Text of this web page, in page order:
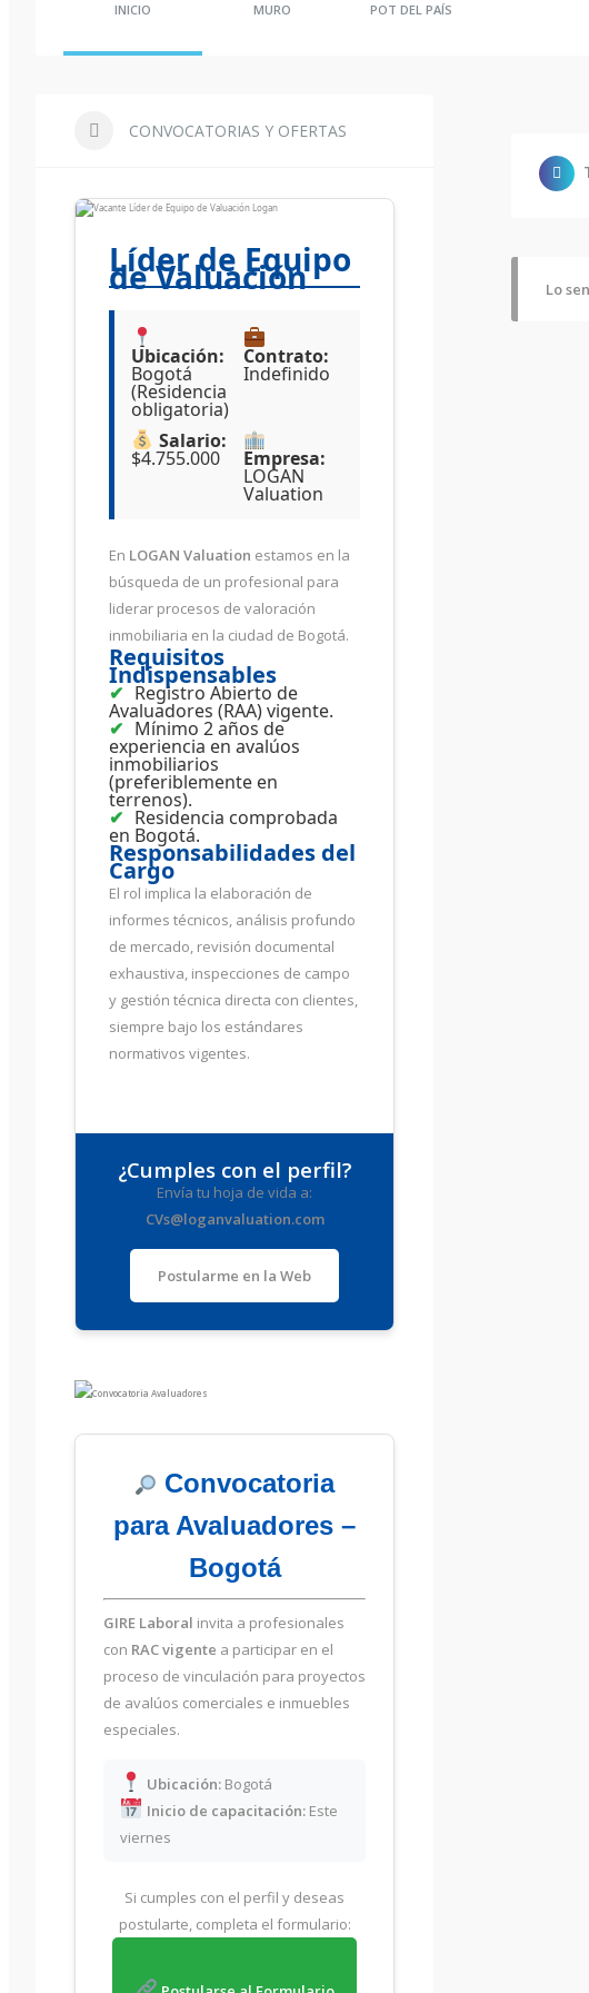
INICIO MURO POT DEL PAÍS
Lo
CONVOCATORIAS Y OFERTAS
Líder de Equipo
de Valuación
Ubicación:
Bogotá
(Residencia
obligatoria)
Contrato:
Indefinido
Salario:
$4.755.000 Empresa:
LOGAN
Valuation
En LOGAN Valuation estamos en la
búsqueda de un profesional para
liderar procesos de valoración
inmobiliaria en la ciudad de Bogotá.
Requisitos
Indispensables
Registro Abierto de
Avaluadores (RAA) vigente.
Mínimo 2 años de
experiencia en avalúos
inmobiliarios
(preferiblemente en
terrenos).
Residencia comprobada
en Bogotá.
Responsabilidades del
Cargo
El rol implica la elaboración de
informes técnicos, análisis profundo
de mercado, revisión documental
exhaustiva, inspecciones de campo
y gestión técnica directa con clientes,
siempre bajo los estándares
normativos vigentes.
¿Cumples con el perfil?
Envía tu hoja de vida a:
CVs@loganvaluation.com
Postularme en la Web
Convocatoria
para Avaluadores –
Bogotá
GIRE Laboral invita a profesionales
con RAC vigente a participar en el
proceso de vinculación para proyectos
de avalúos comerciales e inmuebles
especiales.
Ubicación:Bogotá
Inicio de capacitación:Este
viernes
Si cumples con el perfil y deseas
postularte, completa el formulario: